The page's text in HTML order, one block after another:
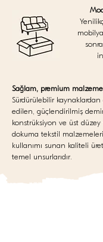
Sağlam, premium malzeme
Sürdürülebilir kaynaklardan
edilen, güçlendirilmiş
konstrüksiyon ve üst düzey
dokuma tekstil malzemeleri
kullanımı sunan kaliteli
temel unsurlarıdır.